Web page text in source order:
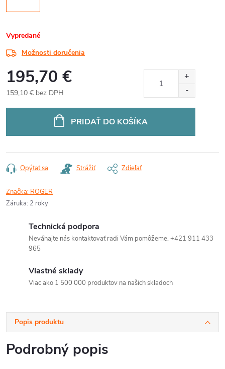
Vypredané
Možnosti doručenia
195,70 €
159,10 € bez DPH
PRIDAŤ DO KOŠÍKA
Opýtať sa Strážiť Zdieľať
Značka: ROGER
Záruka: 2 roky
Technická podpora
Neváhajte nás kontaktovať radi Vám pomôžeme. +421 911 433
965
Vlastné sklady
Viac ako 1 500 000 produktov na našich skladoch
Popis produktu
Podrobný popis